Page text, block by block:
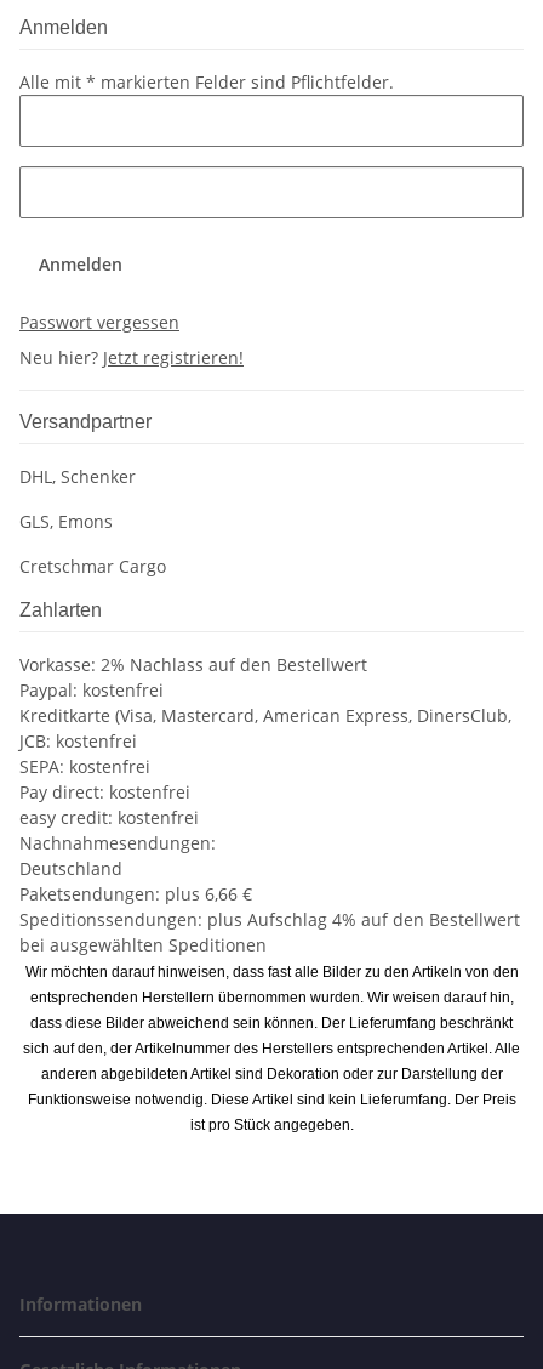
Anmelden
Alle mit * markierten Felder sind Pflichtfelder.
Anmelden
Passwort vergessen
Neu hier? Jetzt registrieren!
Versandpartner
DHL, Schenker
GLS, Emons
Cretschmar Cargo
Zahlarten
Vorkasse: 2% Nachlass auf den Bestellwert
Paypal: kostenfrei
Kreditkarte (Visa, Mastercard, American Express, DinersClub,
JCB: kostenfrei
SEPA: kostenfrei
Pay direct: kostenfrei
easy credit: kostenfrei
Nachnahmesendungen:
Deutschland
Paketsendungen: plus 6,66 €
Speditionssendungen: plus Aufschlag 4% auf den Bestellwert
bei ausgewählten Speditionen
Wir möchten darauf hinweisen, dass fast alle Bilder zu den Artikeln von den
entsprechenden Herstellern übernommen wurden. Wir weisen darauf hin,
dass diese Bilder abweichend sein können. Der Lieferumfang beschränkt
sich auf den, der Artikelnummer des Herstellers entsprechenden Artikel. Alle
anderen abgebildeten Artikel sind Dekoration oder zur Darstellung der
Funktionsweise notwendig. Diese Artikel sind kein Lieferumfang. Der Preis
ist pro Stück angegeben.
Informationen